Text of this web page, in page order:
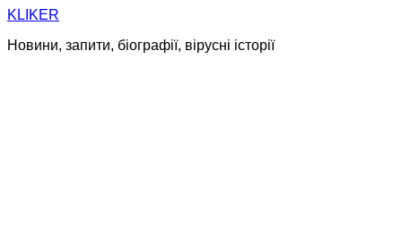
Skip
content
KLIKER
Новини, запити, біографії, вірусні історії